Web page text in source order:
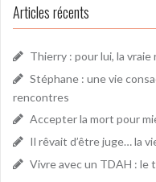
Articles récents
Thierry : pour lui, la vraie
Stéphane : une vie
rencontres
Accepter la mort pour
Il rêvait d’être juge… la
Vivre avec un TDAH : le